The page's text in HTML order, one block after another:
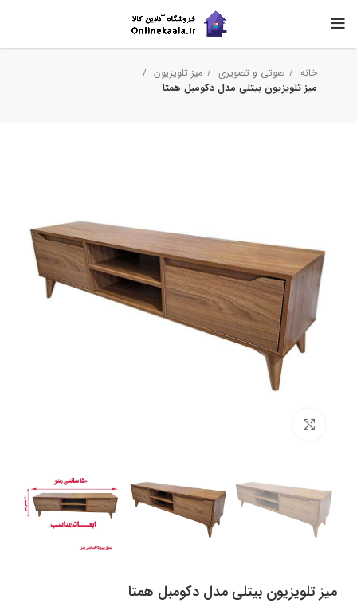
خانه صوتی و تصویری
میز تلویزیون
میز تلویزیون بیتلی مدل دکومبل همتا
میز تلویزیون بیتلی مدل دکومبل همتا